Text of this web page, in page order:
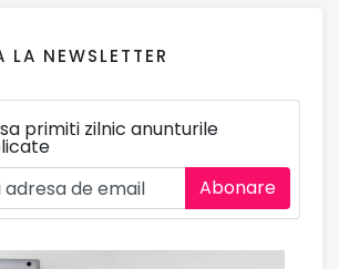
NEWSLETTER
primiti zilnic anunturile